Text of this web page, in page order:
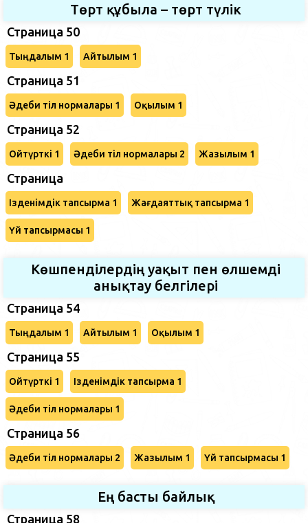
Төрт құбыла – төрт түлік
Страница 50
Тыңдалым 1 Айтылым 1
Страница 51
Әдеби тіл нормалары 1 Оқылым 1
Страница 52
Ойтүрткі 1 Әдеби тіл нормалары 2 Жазылым 1
Страница
Ізденімдік тапсырма 1 Жағдаяттық тапсырма 1
Үй тапсырмасы 1
Көшпенділердің уақыт пен өлшемді
анықтау белгілері
Страница 54
Тыңдалым 1 Айтылым 1 Оқылым 1
Страница 55
Ойтүрткі 1 Ізденімдік тапсырма 1
Әдеби тіл нормалары 1
Страница 56
Әдеби тіл нормалары 2 Жазылым 1 Үй тапсырмасы 1
Ең басты байлық
Страница 58